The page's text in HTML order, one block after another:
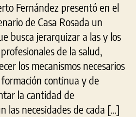
Fernández presentó en el
de Casa Rosada un
busca jerarquizar a las y los
de la salud,
los mecanismos necesarios
continua y de
la cantidad de
las necesidades de cada […]